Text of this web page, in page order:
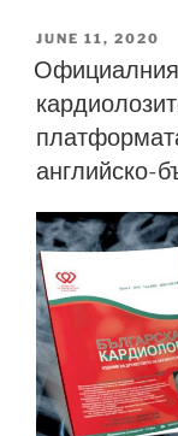
POSTED
ON
JUNE 11, 2020
английско-